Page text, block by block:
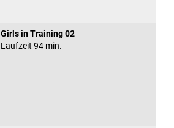
Girls in Training 02
Laufzeit 94 min.